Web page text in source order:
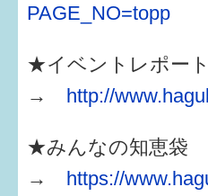
PAGE_NO=topp
★イベントレポート
→ http://
★みんなの知恵袋
→ https://